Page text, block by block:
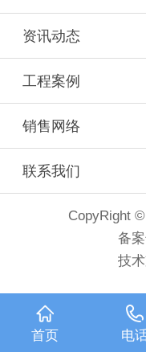
资讯动态
工程案例
销售网络
联系我们
CopyRight
备案
技
首页 电